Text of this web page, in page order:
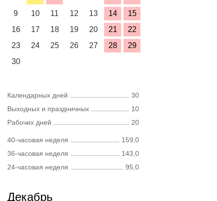
9
10 11 12 13 14
15
16
17 18 19 20 21
22
23
24 25 26 27 28
29
30
Календарных дней
30
Выходных и праздничных
10
Рабочих дней
20
40-часовая неделя
159,0
36-часовая неделя
143,0
24-часовая неделя
95,0
Декабрь